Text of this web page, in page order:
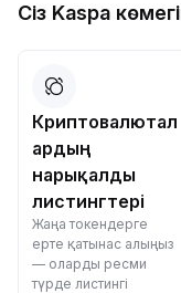
Сіз Kaspa
Криптовалютал
ардың
нарықалды
листингтері
Жаңа токендерге
ерте қатынас алыңыз
— оларды ресми
түрде листингі